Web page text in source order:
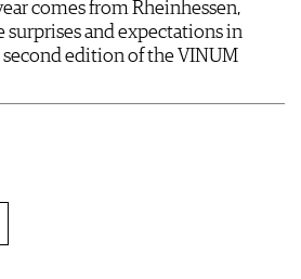
comes from Rheinhessen,
surprises and expectations in
second edition of the VINUM